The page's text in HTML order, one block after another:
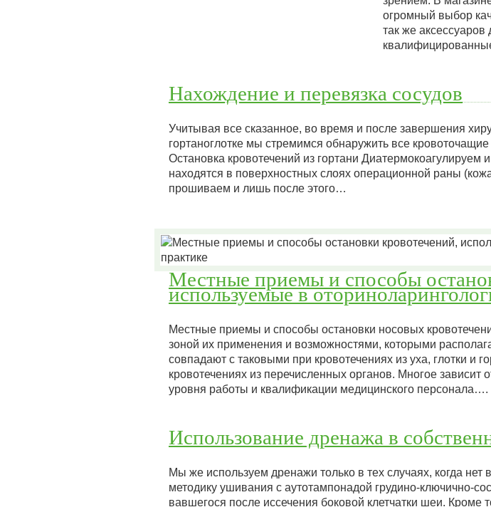
огромный выбор
так же
Нахождение и перевязка сосудов
Учитывая все сказанное, во время и после завершения
гортаноглотке мы стремимся обнаружить все
Остановка кровотечений из гортани Диатермокоагулируем
находятся в поверхностных слоях операционной раны
прошиваем и лишь после этого…
Местные приемы и способы
используемые в
Местные приемы и способы остановки носовых
зоной их применения и возможностями, которыми
совпадают с таковыми при кровотечениях из уха, глотки и
кровотечениях из перечисленных органов. Многое зависит
уровня работы и квалификации медицинского персонала….
Использование дренажа в
Мы же используем дренажи только в тех случаях, когда
методику ушивания с аутотампонадой грудино-ключично-
вавшегося после иссечения боковой клетчатки шеи.